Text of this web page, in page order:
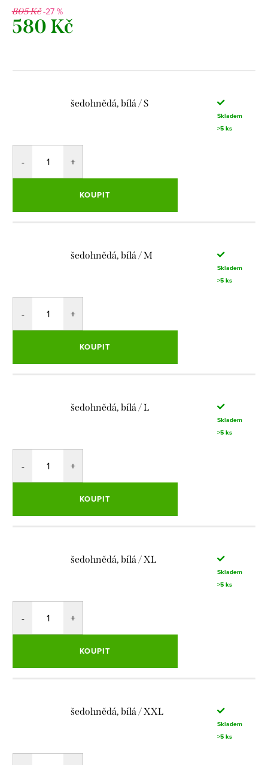
805 Kč-27 %
580 Kč
šedohnědá, bílá / S
Skladem
>5 ks
KOUPIT
šedohnědá, bílá / M
Skladem
>5 ks
KOUPIT
šedohnědá, bílá / L
Skladem
>5 ks
KOUPIT
šedohnědá, bílá / XL
Skladem
>5 ks
KOUPIT
šedohnědá, bílá / XXL
Skladem
>5 ks